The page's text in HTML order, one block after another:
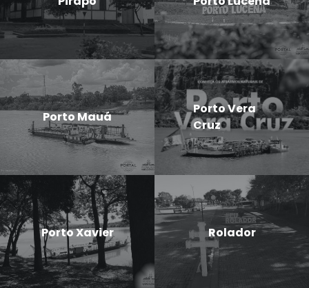
Porto Mauá
Porto Vera
Cruz
Porto Xavier Rolador